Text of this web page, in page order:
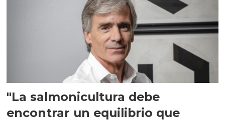
"La salmonicultura debe
encontrar un equilibrio que